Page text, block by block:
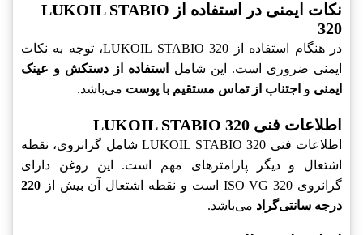
نکات ایمنی در استفاده از LUKOIL STABIO
320
در هنگام استفاده از LUKOIL STABIO 320، توجه به نکات
ایمنی ضروری است. این شامل
استفاده از دستکش و عینک
ایمنی و اجتناب از تماس مستقیم با پوست می‌باشد.
اطلاعات فنی LUKOIL STABIO 320
اطلاعات فنی LUKOIL STABIO 320 شامل گرانروی، نقطه
اشتعال و دیگر پارامترهای مهم است. این روغن دارای
گرانروی ISO VG 320 است و نقطه اشتعال آن بیش از
220
درجه سانتی‌گراد می‌باشد.